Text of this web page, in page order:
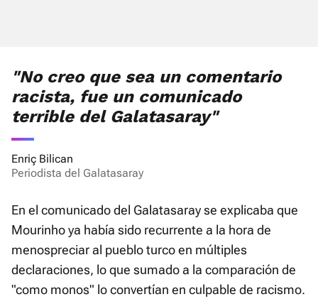
"No creo que sea un comentario
racista, fue un comunicado
terrible del Galatasaray"
Enriç Bilican
Periodista del Galatasaray
En el comunicado del Galatasaray se explicaba que
Mourinho ya había sido recurrente a la hora de
menospreciar al pueblo turco en múltiples
declaraciones, lo que sumado a la comparación de
"como monos" lo convertían en culpable de racismo.